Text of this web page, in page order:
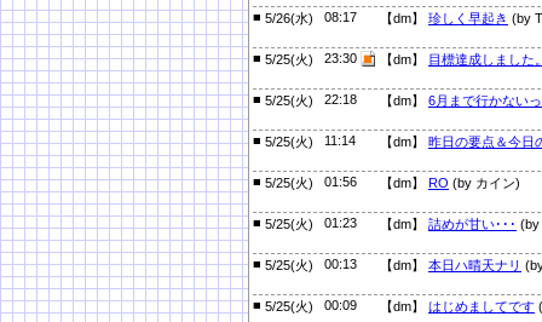
■ 5/26(水) 08:17 【dm】 珍しく早起き (by
■ 5/25(火) 23:30 【dm】 目標達成しました
■ 5/25(火) 22:18 【dm】 6月まで行かない
■ 5/25(火) 11:14 【dm】 昨日の要点＆今日
■ 5/25(火) 01:56 【dm】 RO (by カイン)
■ 5/25(火) 01:23 【dm】 詰めが甘い･･･ (by
■ 5/25(火) 00:13 【dm】 本日ハ晴天ナリ
■ 5/25(火) 00:09 【dm】 はじめましてです